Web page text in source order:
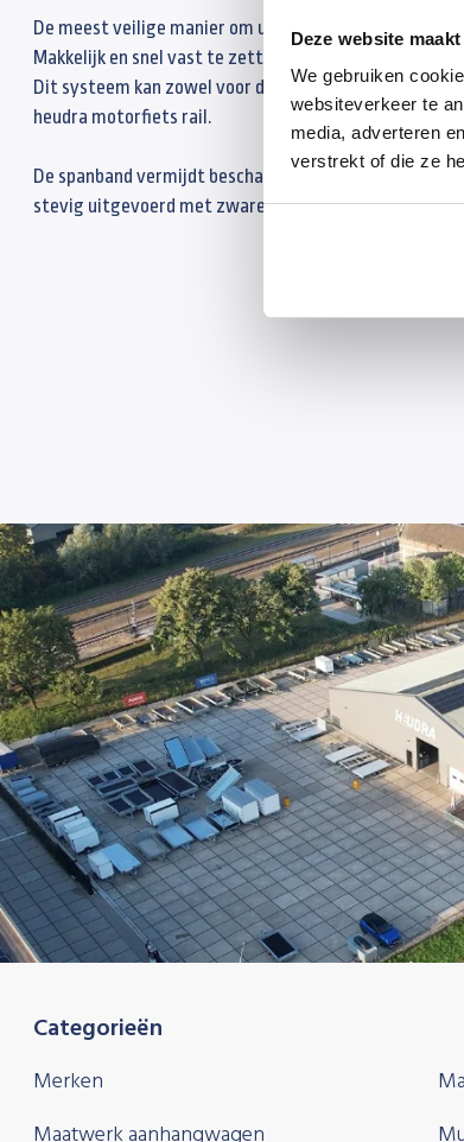
Deze website
We gebruiken
websiteverkeer te
media, adverteren
verstrekt of die ze
De meest veilige manier om uw motorfiets vast te
Makkelijk en snel vast te zetten door middel van een
Dit systeem kan zowel voor de voor- als achterband
heudra motorfiets rail.
De spanband vermijdt beschadiging en lekkages,
stevig uitgevoerd met zware spanriemen.
Categorieën
Merken